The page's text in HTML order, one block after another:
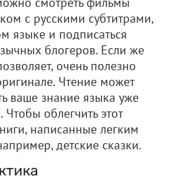
с русскими субтитрами,
языке и подписаться
блогеров. Если же
очень полезно
Чтение может
ваше знание языка уже
облегчить этот
написанные легким
детские сказки.